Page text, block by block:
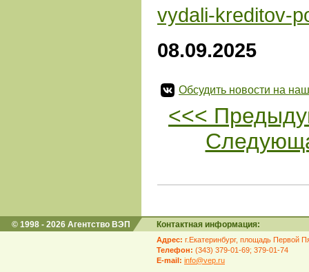
vydali-kreditov-
08.09.2025
Обсудить новости на
<<<
© 1998 - 2026 Агентство ВЭП Контактная информация:
Адрес: г.Екатеринбург, площадь Первой
Телефон: (343) 379-01-69; 379-01-74
E-mail: info@vep.ru